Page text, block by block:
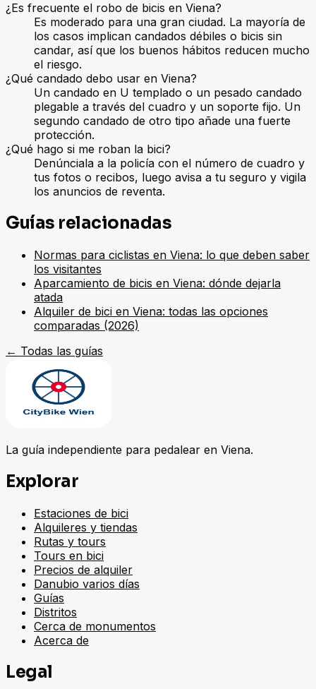
¿Es frecuente el robo de bicis en Viena?
Es moderado para una gran ciudad. La mayoría de
los casos implican candados débiles o bicis sin
candar, así que los buenos hábitos reducen mucho
el riesgo.
¿Qué candado debo usar en Viena?
Un candado en U templado o un pesado candado
plegable a través del cuadro y un soporte fijo. Un
segundo candado de otro tipo añade una fuerte
protección.
¿Qué hago si me roban la bici?
Denúnciala a la policía con el número de cuadro y
tus fotos o recibos, luego avisa a tu seguro y vigila
los anuncios de reventa.
Guías relacionadas
Normas para ciclistas en Viena: lo que deben saber
los visitantes
Aparcamiento de bicis en Viena: dónde dejarla
atada
Alquiler de bici en Viena: todas las opciones
comparadas (2026)
← Todas las guías
La guía independiente para pedalear en Viena.
Explorar
Estaciones de bici
Alquileres y tiendas
Rutas y tours
Tours en bici
Precios de alquiler
Danubio varios días
Guías
Distritos
Cerca de monumentos
Acerca de
Legal